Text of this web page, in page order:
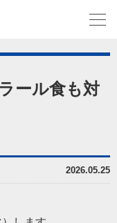
ール食も対
2026.05.25